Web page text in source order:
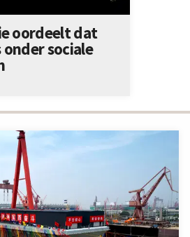
oordeelt dat
sociale